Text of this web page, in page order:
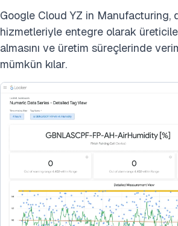
Google Cloud YZ in Manufacturing,
hizmetleriyle entegre olarak
almasını ve üretim süreçlerinde
mümkün kılar.